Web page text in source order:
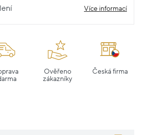
Více informací
Ověřeno
zákazníky
Česká firma